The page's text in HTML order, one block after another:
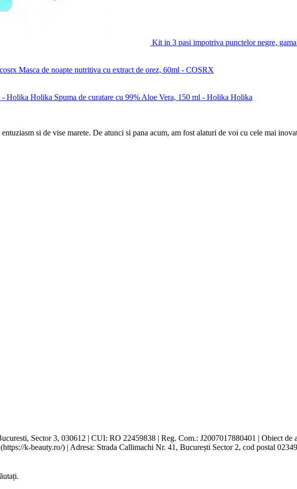
Kit in 3 pasi impotriva punctelor negre,
Masca de noapte nutritiva cu extract de orez, 60ml - COSRX
Spuma de curatare cu 99% Aloe Vera, 150 ml - Holika Holika
si de vise marete. De atunci si pana acum, am fost alaturi de voi cu cele mai
Sector 3, 030612 | CUI: RO 22459838 | Reg. Com.: J2007017880401 | Obiect de
k-beauty.ro/) | Adresa: Strada Callimachi Nr. 41, București Sector 2, cod postal